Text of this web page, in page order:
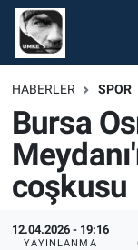
HABERLER SPOR
Bursa
coşkusu
12.04.2026 - 19:16
YAYINLANMA
Gündem
Ekonomi
Spor
Magazin
Nöbetçi
Hava
Namaz
Trafik